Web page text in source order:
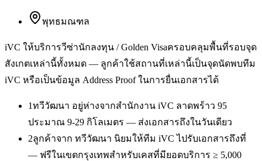
พุทธมณฑล
iVC ให้บริการวีซ่านักลงทุน / Golden Visaครอบคลุมพื้นที่รอบจุด
สังเกตเหล่านี้ทั้งหมด — ลูกค้าใช้สถานที่เหล่านี้เป็นจุดนัดพบทีม
iVC หรือเป็นข้อมูล Address Proof ในการยื่นเอกสารได้
1ทวีวัฒนา อยู่ห่างจากสำนักงาน iVC ลาดพร้าว 95
ประมาณ 9-29 กิโลเมตร — ส่งเอกสารถึงในวันเดียว
2ลูกค้าจาก ทวีวัฒนา นิยมให้ทีม iVC ไปรับเอกสารถึงที่
— ฟรีในเขตกรุงเทพสำหรับเคสที่มียอดบริการ ≥ 5,000